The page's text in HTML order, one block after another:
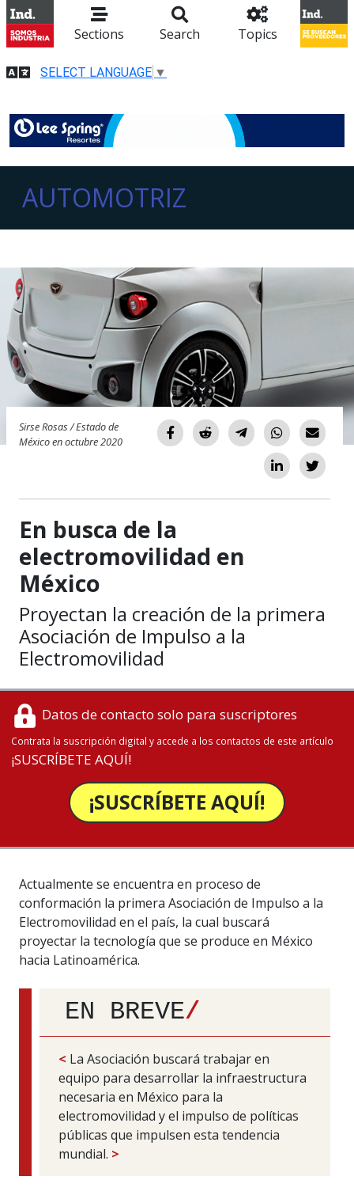
Sections Search Topics
SELECT LANGUAGE ▼
AUTOMOTRIZ
Sirse Rosas / Estado de
México en octubre 2020
En busca de la
electromovilidad en
México
Proyectan la creación de la primera
Asociación de Impulso a la
Electromovilidad
Datos de contacto solo para suscriptores
Contrata la suscripción digital y accede a los contactos de este artículo
¡SUSCRÍBETE AQUÍ!
¡SUSCRÍBETE AQUÍ!
Actualmente se encuentra en proceso de
conformación la primera Asociación de Impulso a la
Electromovilidad en el país, la cual buscará
proyectar la tecnología que se produce en México
hacia Latinoamérica.
EN BREVE/
< La Asociación buscará trabajar en
equipo para desarrollar la infraestructura
necesaria en México para la
electromovilidad y el impulso de políticas
públicas que impulsen esta tendencia
mundial. >